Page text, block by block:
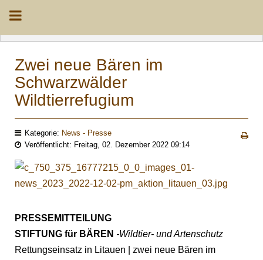
Zwei neue Bären im
Schwarzwälder
Wildtierrefugium
Kategorie: News - Presse
Veröffentlicht: Freitag, 02. Dezember 2022 09:14
PRESSEMITTEILUNG
STIFTUNG für BÄREN -Wildtier- und Artenschutz
Rettungseinsatz in Litauen | zwei neue Bären im